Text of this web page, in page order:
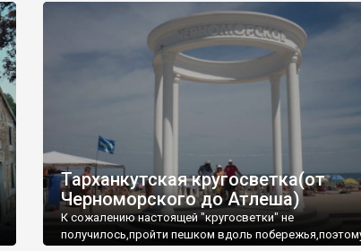
Тарханкутская кругосветка(от
Черноморского до Атлеша)
К сожалению настоящей "кругосветки" не
получилось,пройти пешком вдоль